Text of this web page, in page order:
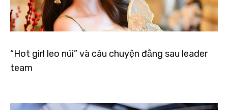
“Hot girl leo núi” và câu chuyện đằng sau leader
team